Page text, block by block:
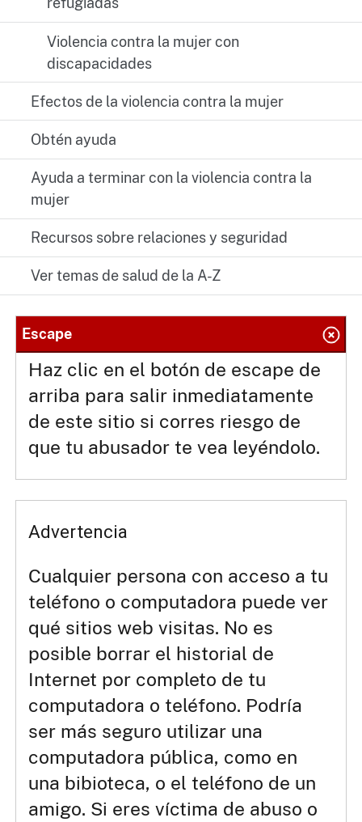
Violencia contra la mujer con
discapacidades
Efectos de la violencia contra la mujer
Obtén ayuda
Ayuda a terminar con la violencia contra la
mujer
Recursos sobre relaciones y seguridad
Ver temas de salud de la A-Z
Escape
Haz clic en el botón de escape de
arriba para salir inmediatamente
de este sitio si corres riesgo de
que tu abusador te vea leyéndolo.
Advertencia
Cualquier persona con acceso a tu
teléfono o computadora puede ver
qué sitios web visitas. No es
posible borrar el historial de
Internet por completo de tu
computadora o teléfono. Podría
ser más seguro utilizar una
computadora pública, como en
una bibioteca, o el teléfono de un
amigo. Si eres víctima de abuso o